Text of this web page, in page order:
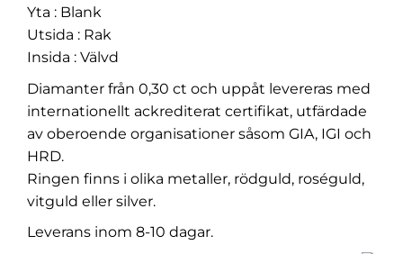
Yta : Blank
Utsida : Rak
Insida : Välvd
Diamanter från 0,30 ct och uppåt levereras med
internationellt ackrediterat certifikat, utfärdade
av oberoende organisationer såsom GIA, IGI och
HRD.
Ringen finns i olika metaller, rödguld, roséguld,
vitguld eller silver.
Leverans inom 8-10 dagar.